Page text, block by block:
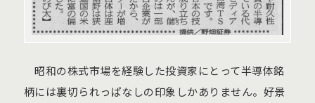
昭和の株式市場を経験した投資家にとって半導体銘
柄には裏切られっぱなしの印象しかありません。好景